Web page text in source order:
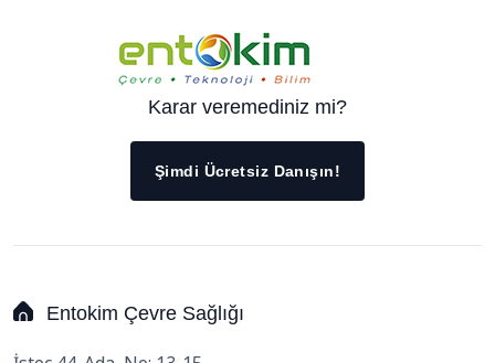
Karar veremediniz mi?
Şimdi Ücretsiz Danışın!
Entokim Çevre Sağlığı